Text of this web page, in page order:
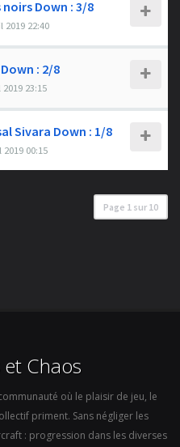
Down : 3/8
2019 22:40
: 2/8
23:15
Sivara Down : 1/8
00:15
Page 1 sur 10
Chaos
où le plaisir de jeu, le
priment. Sans négliger les
: progression dans les diverses